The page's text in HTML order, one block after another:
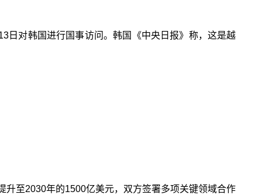
日对韩国进行国事访问。韩国《中央日报》称，这是越
至2030年的1500亿美元，双方签署多项关键领域合作